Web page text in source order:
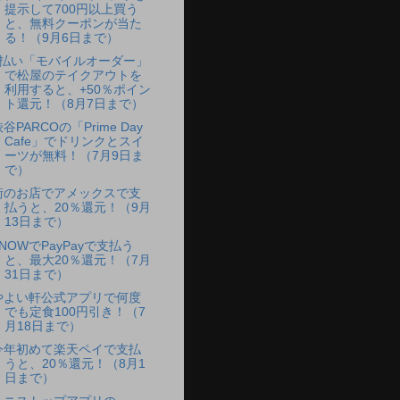
提示して700円以上買う
と、無料クーポンが当た
る！（9月6日まで）
い「モバイルオーダー」
で松屋のテイクアウトを
利用すると、+50％ポイン
ト還元！（8月7日まで）
谷PARCOの「Prime Day
Cafe」でドリンクとスイ
ーツが無料！（7月9日ま
で）
のお店でアメックスで支
払うと、20％還元！（9月
13日まで）
でPayPayで支払う
と、最大20％還元！（7月
31日まで）
よい軒公式アプリで何度
でも定食100円引き！（7
月18日まで）
年初めて楽天ペイで支払
うと、20％還元！（8月1
日まで）